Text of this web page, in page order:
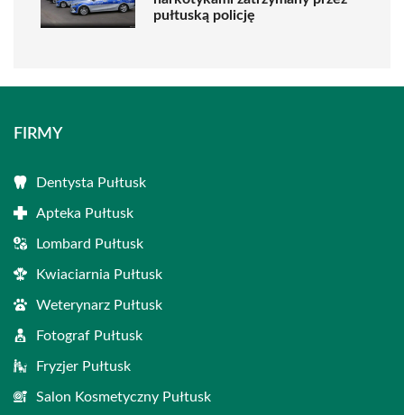
pułtuską policję
FIRMY
Dentysta Pułtusk
Apteka Pułtusk
Lombard Pułtusk
Kwiaciarnia Pułtusk
Weterynarz Pułtusk
Fotograf Pułtusk
Fryzjer Pułtusk
Salon Kosmetyczny Pułtusk